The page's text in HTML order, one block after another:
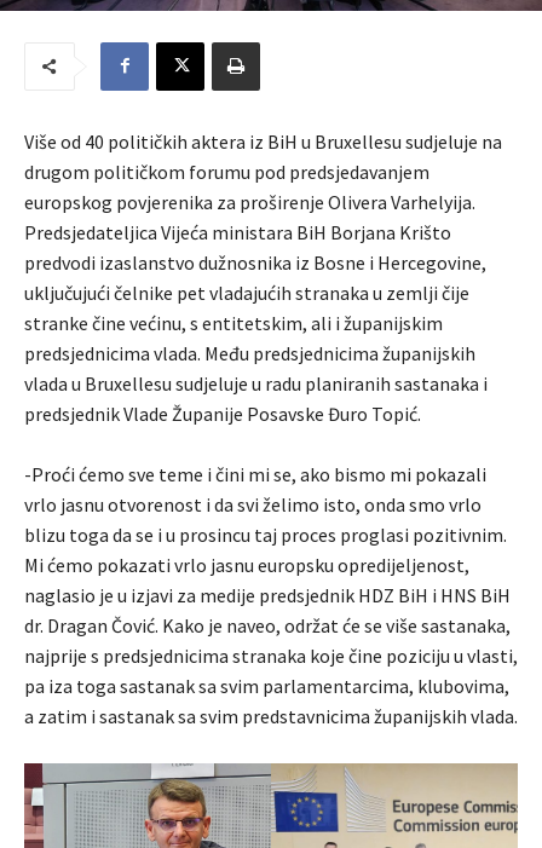
Više od 40 političkih aktera iz BiH u Bruxellesu sudjeluje na
drugom političkom forumu pod predsjedavanjem
europskog povjerenika za proširenje Olivera Varhelyija.
Predsjedateljica Vijeća ministara BiH Borjana Krišto
predvodi izaslanstvo dužnosnika iz Bosne i Hercegovine,
uključujući čelnike pet vladajućih stranaka u zemlji čije
stranke čine većinu, s entitetskim, ali i županijskim
predsjednicima vlada. Među predsjednicima županijskih
vlada u Bruxellesu sudjeluje u radu planiranih sastanaka i
predsjednik Vlade Županije Posavske Đuro Topić.
-Proći ćemo sve teme i čini mi se, ako bismo mi pokazali
vrlo jasnu otvorenost i da svi želimo isto, onda smo vrlo
blizu toga da se i u prosincu taj proces proglasi pozitivnim.
Mi ćemo pokazati vrlo jasnu europsku opredijeljenost,
naglasio je u izjavi za medije predsjednik HDZ BiH i HNS BiH
dr. Dragan Čović. Kako je naveo, održat će se više sastanaka,
najprije s predsjednicima stranaka koje čine poziciju u vlasti,
pa iza toga sastanak sa svim parlamentarcima, klubovima,
a zatim i sastanak sa svim predstavnicima županijskih vlada.